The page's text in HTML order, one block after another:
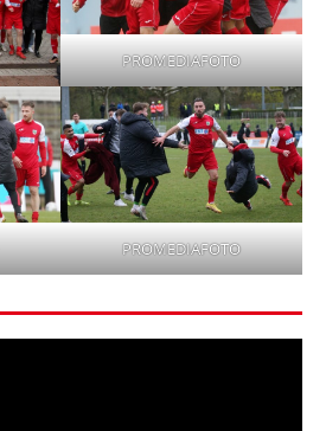
PROMEDIAFOTO
PROMEDIAFOTO